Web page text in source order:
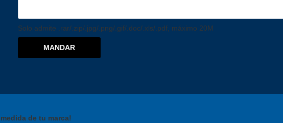
Solo admite .rar/.zip/.jpg/.png/.gif/.doc/.xls/.pdf, máximo 20M
MANDAR
de tu marca!